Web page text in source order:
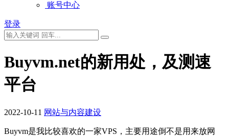
账号中心
登录
Buyvm.net的新用处，及测速
平台
2022-10-11 网站与内容建设
Buyvm是我比较喜欢的一家VPS，主要用途倒不是用来放网